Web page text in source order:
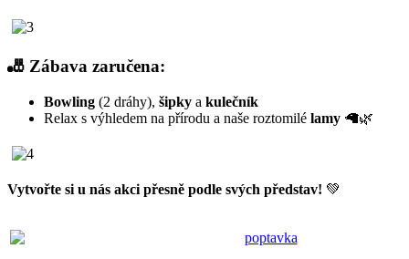
🎳 Zábava zaručena:
Bowling (2 dráhy), šipky a kulečník
Relax s výhledem na přírodu a naše roztomilé lamy 🦙🌿
Vytvořte si u nás akci přesně podle svých představ! 💚